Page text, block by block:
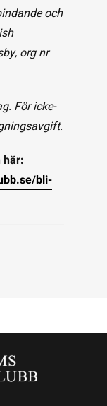
och
org nr
För icke-
här:
bli-